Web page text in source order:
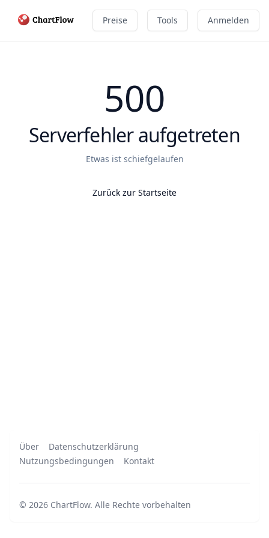
Preise Tools Anmelden
500
Serverfehler aufgetreten
Etwas ist schiefgelaufen
Zurück zur Startseite
Über
Datenschutzerklärung
Nutzungsbedingungen
Kontakt
© 2026 ChartFlow. Alle Rechte vorbehalten